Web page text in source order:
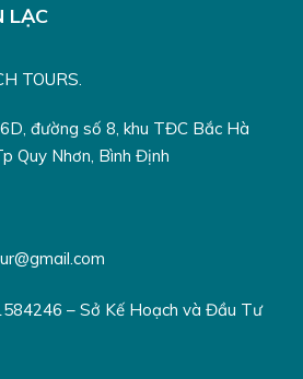
– CITY TOURS
trình khám phá Quy Nhơn 3 ngày
LẠC
TOURS.
đường số 8, khu TĐC Bắc Hà
Quy Nhơn, Bình Định
– Sở Kế Hoạch và Đầu Tư